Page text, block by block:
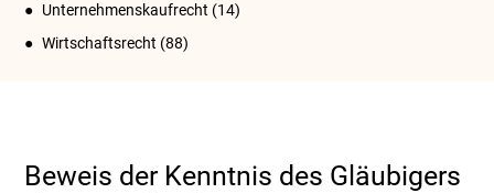
Unternehmenskaufrecht (14)
Wirtschaftsrecht (88)
Beweis der Kenntnis des Gläubigers